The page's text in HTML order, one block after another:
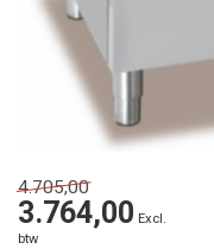
4.705,00
3.764,00 Excl.
btw